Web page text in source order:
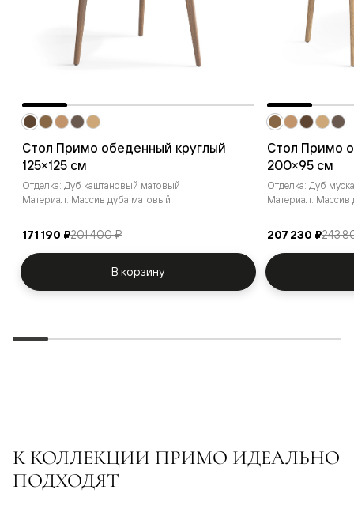
Стол Примо обеденный круглый
125×125 см
Отделка: Дуб каштановый матовый
Материал: Массив дуба матовый
171 190 ₽201 400 ₽
В корзину
Стол Примо
200×95 см
Отделка: Дуб
Материал: Массив
207 230 ₽243
К КОЛЛЕКЦИИ ПРИМО ИДЕАЛЬНО
ПОДХОДЯТ